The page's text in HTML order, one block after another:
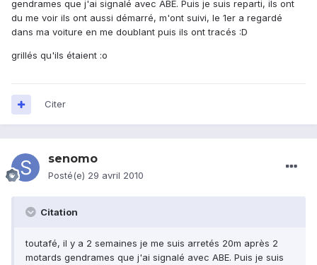
gendrames que j'ai signalé avec ABE. Puis je suis reparti, ils ont
du me voir ils ont aussi démarré, m'ont suivi, le 1er a regardé
dans ma voiture en me doublant puis ils ont tracés :D
grillés qu'ils étaient :o
Citer
senomo
Posté(e) 29 avril 2010
Citation
toutafé, il y a 2 semaines je me suis arretés 20m après 2
motards gendrames que j'ai signalé avec ABE. Puis je suis